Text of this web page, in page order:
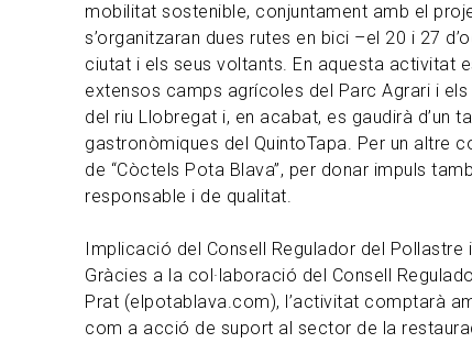
mobilitat sostenible, conjuntament amb el
s’organitzaran dues rutes en bici –el 20 i 27
ciutat i els seus voltants. En aquesta activitat
extensos camps agrícoles del Parc Agrari i
del riu Llobregat i, en acabat, es gaudirà d’un
gastronòmiques del QuintoTapa. Per un altre
de “Còctels Pota Blava”, per donar impuls
responsable i de qualitat.
Implicació del Consell Regulador del Pollastre
Gràcies a la col·laboració del Consell
Prat (elpotablava.com), l’activitat comptarà
com a acció de suport al sector de la